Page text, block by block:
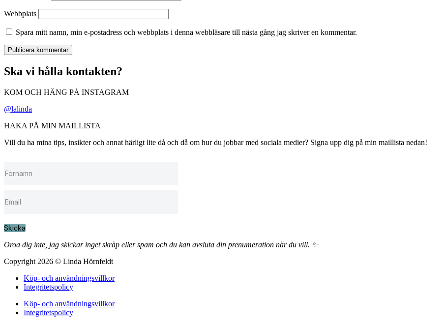
Webbplats
Spara mitt namn, min e-postadress och webbplats i denna webbläsare till nästa gång jag skriver en kommentar.
Ska vi hålla kontakten?
KOM OCH HÄNG PÅ INSTAGRAM
@lalinda
HAKA PÅ MIN MAILLISTA
Vill du ha mina tips, insikter och annat härligt lite då och då om hur du jobbar med sociala medier? Signa upp dig på min maillista nedan!
Skicka
Oroa dig inte, jag skickar inget skräp eller spam och du kan avsluta din prenumeration när du vill. ✨
Copyright 2026 © Linda Hörnfeldt
Köp- och användningsvillkor
Integritetspolicy
Köp- och användningsvillkor
Integritetspolicy